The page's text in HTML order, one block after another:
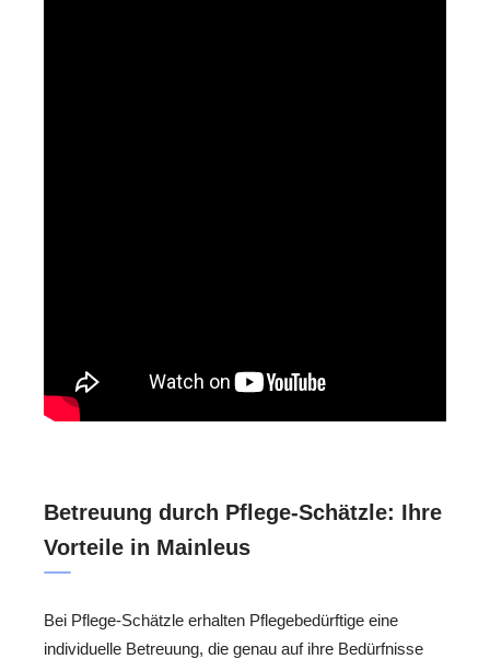
Betreuung durch Pflege-Schätzle: Ihre
Vorteile in Mainleus
Bei Pflege-Schätzle erhalten Pflegebedürftige eine
individuelle Betreuung, die genau auf ihre Bedürfnisse